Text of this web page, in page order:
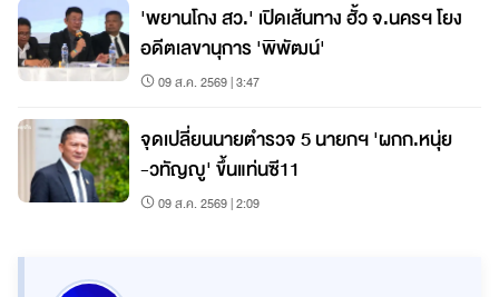
'พยานโกง สว.' เปิดเส้นทาง ฮั้ว จ.นครฯ โยง
อดีตเลขานุการ 'พิพัฒน์'
09 ส.ค. 2569 | 3:47
จุดเปลี่ยนนายตำรวจ 5 นายกฯ 'ผกก.หนุ่ย
-วทัญญู' ขึ้นแท่นซี11
09 ส.ค. 2569 | 2:09